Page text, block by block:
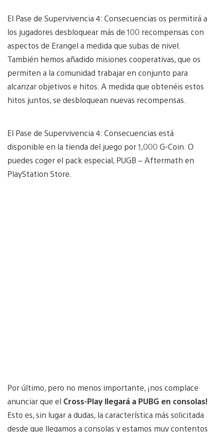
El Pase de Supervivencia 4: Consecuencias os permitirá a
los jugadores desbloquear más de 100 recompensas con
aspectos de Erangel a medida que subas de nivel.
También hemos añadido misiones cooperativas, que os
permiten a la comunidad trabajar en conjunto para
alcanzar objetivos e hitos. A medida que obtenéis estos
hitos juntos, se desbloquean nuevas recompensas.
El Pase de Supervivencia 4: Consecuencias está
disponible en la tienda del juego por 1,000 G-Coin. O
puedes coger el pack especial, PUGB – Aftermath en
PlayStation Store.
Por último, pero no menos importante, ¡nos complace
anunciar que el Cross-Play llegará a PUBG en consolas!
Esto es, sin lugar a dudas, la característica más solicitada
desde que llegamos a consolas y estamos muy contentos